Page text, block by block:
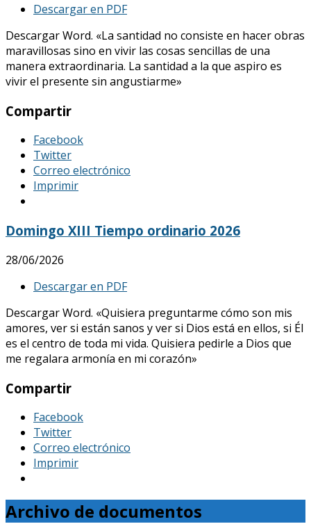
Descargar en PDF
Descargar Word. «La santidad no consiste en hacer obras
maravillosas sino en vivir las cosas sencillas de una
manera extraordinaria. La santidad a la que aspiro es
vivir el presente sin angustiarme»
Compartir
Facebook
Twitter
Correo electrónico
Imprimir
Domingo XIII Tiempo ordinario 2026
28/06/2026
Descargar en PDF
Descargar Word. «Quisiera preguntarme cómo son mis
amores, ver si están sanos y ver si Dios está en ellos, si Él
es el centro de toda mi vida. Quisiera pedirle a Dios que
me regalara armonía en mi corazón»
Compartir
Facebook
Twitter
Correo electrónico
Imprimir
Archivo de documentos